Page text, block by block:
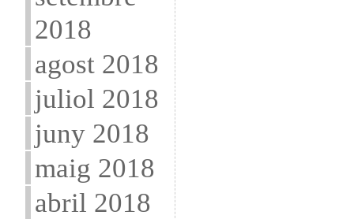
2018
agost 2018
juliol 2018
juny 2018
maig 2018
abril 2018